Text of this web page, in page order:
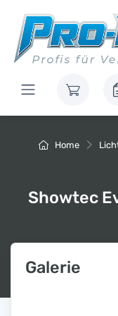
Home
Showtec
Galerie